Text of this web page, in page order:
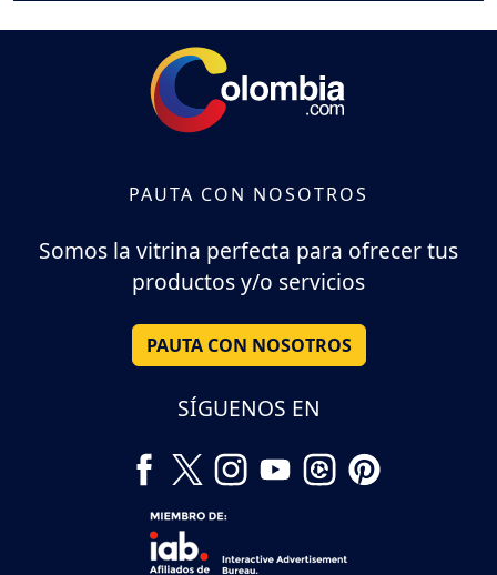
PAUTA CON NOSOTROS
Somos la vitrina perfecta para ofrecer tus
productos y/o servicios
PAUTA CON NOSOTROS
SÍGUENOS EN